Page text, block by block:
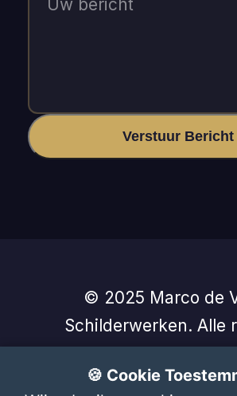
Verstuur Bericht
© 2025 Marco de
Schilderwerken. Alle
🚀 Ook zo'n website?
🍪 Cookie